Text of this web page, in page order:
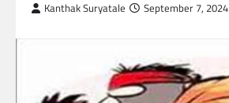
Kanthak Suryatale September 7, 2024